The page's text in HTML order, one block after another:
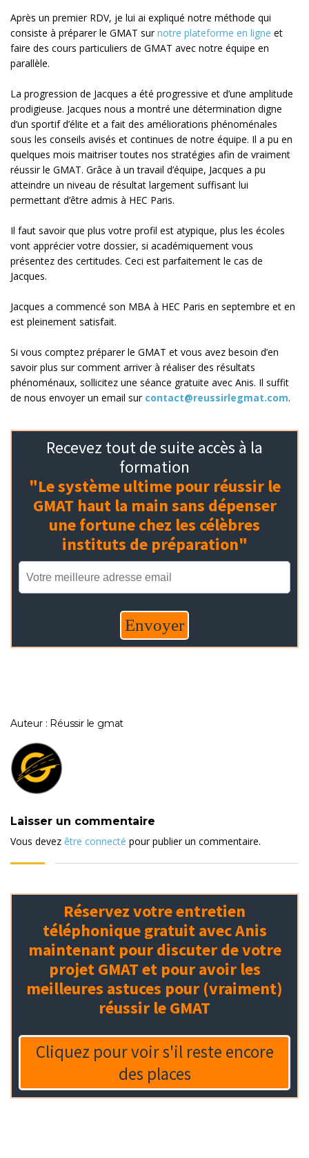
Après un premier RDV, je lui ai expliqué notre méthode qui
consiste à préparer le GMAT surnotre plateforme en ligne et
faire des cours particuliers de GMAT avec notre équipe en
parallèle.
La progression de Jacques a été progressive et d’une amplitude
prodigieuse. Jacques nous a montré une détermination digne
d’un sportif d’élite et a fait des améliorations phénoménales
sous les conseils avisés et continues de notre équipe. Il a pu en
quelques mois maitriser toutes nos stratégies afin de vraiment
réussir le GMAT. Grâce à un travail d’équipe, Jacques a pu
atteindre un niveau de résultat largement suffisant lui
permettant d’être admis à HEC Paris.
Il faut savoir que plus votre profil est atypique, plus les écoles
vont apprécier votre dossier, si académiquement vous
présentez des certitudes. Ceci est parfaitement le cas de
Jacques.
Jacques a commencé son MBA à HEC Paris en septembre et en
est pleinement satisfait.
Si vous comptez préparer le GMAT et vous avez besoin d’en
savoir plus sur comment arriver à réaliser des résultats
phénoménaux, sollicitez une séance gratuite avec Anis. Il suffit
de nous envoyer un email sur contact@reussirlegmat.com.
Auteur : Réussir le gmat
Laisser un commentaire
Vous devez être connecté pour publier un commentaire.